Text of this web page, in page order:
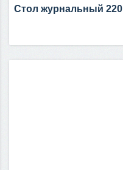
Стол журнальный 220